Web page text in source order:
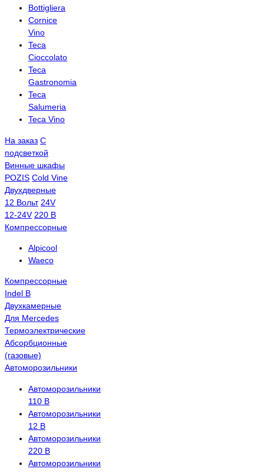
Bottigliera
Cornice
Vino
Teca
Cioccolato
Teca
Gastronomia
Teca
Salumeria
Teca Vino
На заказ С
подсветкой
Винные шкафы
POZIS Сold Vine
Двухдверные
12 Вольт 24V
12-24V 220 В
Компрессорные
Alpicool
Waeco
Компрессорные
Indel B
Двухкамерные
Для Mercedes
Термоэлектрические
Абсорбционные
(газовые)
Автоморозильники
Автоморозильники
110 В
Автоморозильники
12 В
Автоморозильники
220 В
Автоморозильники